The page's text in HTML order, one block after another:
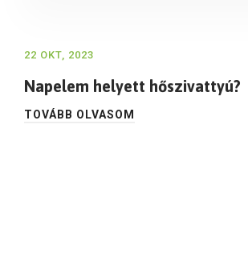
22 OKT, 2023
Napelem helyett hőszivattyú?
TOVÁBB OLVASOM